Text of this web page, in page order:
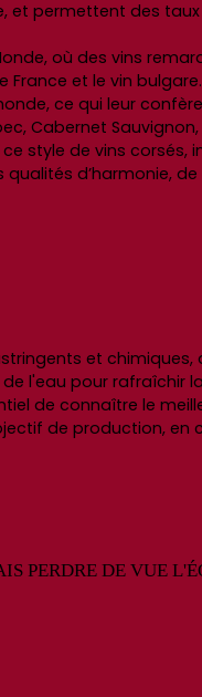
et permettent des
où des vins
France et le vin bulgare.
ce qui leur
Cabernet
style de vins corsés,
d’harmonie,
et chimiques,
l'eau pour rafraîchir
de connaître le
de production,
PERDRE DE VUE